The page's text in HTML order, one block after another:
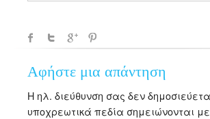
Αφήστε μια απάντηση
Η ηλ. διεύθυνση σας δεν
υποχρεωτικά πεδία σημειώνονται με